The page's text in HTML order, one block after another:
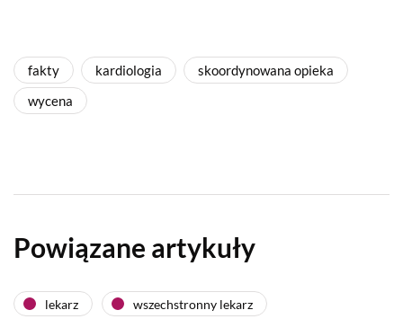
fakty kardiologia
skoordynowana opieka
wycena
Powiązane artykuły
lekarz wszechstronny lekarz